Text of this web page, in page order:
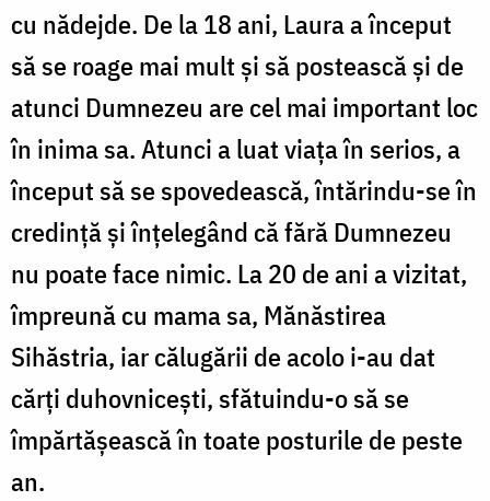
cu nădejde. De la 18 ani, Laura a început
să se roage mai mult și să postească și de
atunci Dumnezeu are cel mai important loc
în inima sa. Atunci a luat viața în serios, a
început să se spovedească, întărindu-se în
credință și înțelegând că fără Dumnezeu
nu poate face nimic. La 20 de ani a vizitat,
împreună cu mama sa, Mănăstirea
Sihăstria, iar călugării de acolo i-au dat
cărți duhovnicești, sfătuindu-o să se
împărtășească în toate posturile de peste
an.